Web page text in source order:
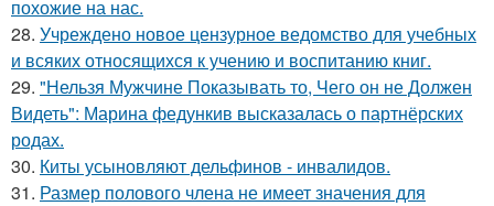
похожие на нас.
28. Учреждено новое цензурное ведомство для учебных
и всяких относящихся к учению и воспитанию книг.
29. "Нельзя Мужчине Показывать то, Чего он не Должен
Видеть": Марина федункив высказалась о партнёрских
родах.
30. Киты усыновляют дельфинов - инвалидов.
31. Размер полового члена не имеет значения для